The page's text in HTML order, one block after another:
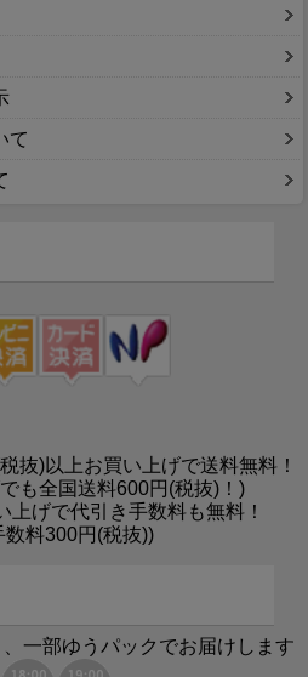
て
抜)以上お買い上げで送料無料！
も全国送料600円(税抜)！)
げで代引き手数料も無料！
料300円(税抜))
一部ゆうパックでお届けします